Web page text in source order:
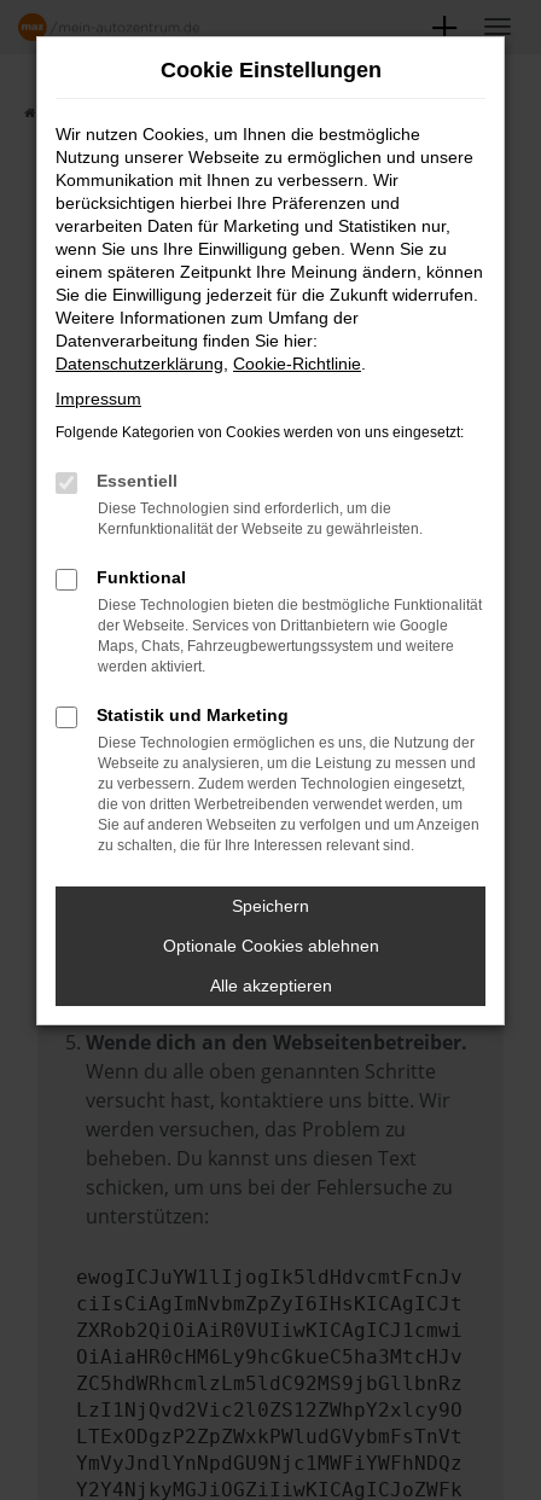
Zum
FAHRZEUGSHOWROOM
Fehler: Network Error
Beim Laden ist ein Fehler aufgetreten.
Hier sind ein paar Tipps, die dir helfen können:
Überprüfe deine Firewall und deine
Laden andere Webseiten, zum Beispiel
deine Suchmaschine?
Manche Erweiterungen, wie Werbeblocker,
können das Laden bestimmter Seiten
verhindern. Funktioniert die Seite in einem
anderen Browser oder in einem privaten
Starte dein Gerät neu.
Das kann manchmal helfen,
vorübergehende Probleme zu beheben.
Stelle sicher, dass dein Browser und dein
Betriebssystem auf dem neuesten Stand
sind.
Veraltete Software birgt nicht nur ein
Sicherheitsrisiko, sondern kann auch dazu
führen, dass bestimmte Funktionen nicht
mehr unterstützt werden.
Wende dich an den Webseitenbetreiber.
Wenn du alle oben genannten Schritte
versucht hast, kontaktiere uns bitte. Wir
werden versuchen, das Problem zu
beheben. Du kannst uns diesen Text
schicken, um uns bei der Fehlersuche zu
unterstützen:
ewogICJuYW1lIjogIk5ldHdvcmtFcnJv
ciIsCiAgImNvbmZpZyI6IHsKICAgICJt
ZXRob2QiOiAiR0VUIiwKICAgICJ1cmwi
OiAiaHR0cHM6Ly9hcGkueC5ha3MtcHJv
ZC5hdWRhcmlzLm5ldC92MS9jbGllbnRz
LzI1NjQvd2Vic2l0ZS12ZWhpY2xlcy9O
LTExODgzP2ZpZWxkPWludGVybmFsTnVt
YmVyJndlYnNpdGU9Njc1MWFiYWFhNDQz
Y2Y4NjkyMGJiOGZiIiwKICAgICJoZWFk
Cookie Einstellungen
Wir nutzen Cookies, um Ihnen die bestmögliche
Nutzung unserer Webseite zu ermöglichen und unsere
Kommunikation mit Ihnen zu verbessern. Wir
berücksichtigen hierbei Ihre Präferenzen und
verarbeiten Daten für Marketing und Statistiken nur,
wenn Sie uns Ihre Einwilligung geben. Wenn Sie zu
einem späteren Zeitpunkt Ihre Meinung ändern, können
Sie die Einwilligung jederzeit für die Zukunft widerrufen.
Weitere Informationen zum Umfang der
Datenverarbeitung finden Sie hier:
Datenschutzerklärung Cookie-Richtlinie
Impressum
Folgende Kategorien von Cookies werden von uns eingesetzt:
Essentiell
Diese Technologien sind erforderlich, um die
Kernfunktionalität der Webseite zu gewährleisten.
Funktional
Diese Technologien bieten die bestmögliche Funktionalität
der Webseite. Services von Drittanbietern wie Google
Maps, Chats, Fahrzeugbewertungssystem und weitere
werden aktiviert.
Statistik und Marketing
Diese Technologien ermöglichen es uns, die Nutzung der
Webseite zu analysieren, um die Leistung zu messen und
zu verbessern. Zudem werden Technologien eingesetzt,
die von dritten Werbetreibenden verwendet werden, um
Sie auf anderen Webseiten zu verfolgen und um Anzeigen
zu schalten, die für Ihre Interessen relevant sind.
Speichern
Optionale Cookies ablehnen
Alle akzeptieren